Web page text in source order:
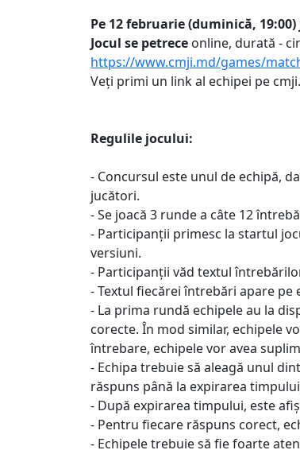
Pe 12 februarie (duminică,
Jocul se petrece online, durată -
https://www.cmji.md/games/
Veți primi un link al echipei pe
Regulile jocului:
- Concursul este unul de echipă,
jucători.
- Se joacă 3 runde a câte 12
- Participanții primesc la startul
versiuni.
- Participanții văd textul
- Textul fiecărei întrebări apare pe
- La prima rundă echipele au la
corecte. În mod similar, echipele
întrebare, echipele vor avea
- Echipa trebuie să aleagă unul
răspuns până la expirarea
- După expirarea timpului, este
- Pentru fiecare răspuns corect,
- Echipele trebuie să fie foarte